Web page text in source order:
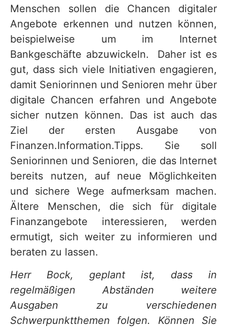
Menschen sollen die Chancen digitaler
Angebote erkennen und nutzen können,
beispielweise um im Internet
Bankgeschäfte abzuwickeln. Daher ist es
gut, dass sich viele Initiativen engagieren,
damit Seniorinnen und Senioren mehr über
digitale Chancen erfahren und Angebote
sicher nutzen können. Das ist auch das
Ziel der ersten Ausgabe von
Finanzen.Information.Tipps. Sie soll
Seniorinnen und Senioren, die das Internet
bereits nutzen, auf neue Möglichkeiten
und sichere Wege aufmerksam machen.
Ältere Menschen, die sich für digitale
Finanzangebote interessieren, werden
ermutigt, sich weiter zu informieren und
beraten zu lassen.
Herr Bock, geplant ist, dass in
regelmäßigen Abständen weitere
Ausgaben zu verschiedenen
Schwerpunktthemen folgen. Können Sie